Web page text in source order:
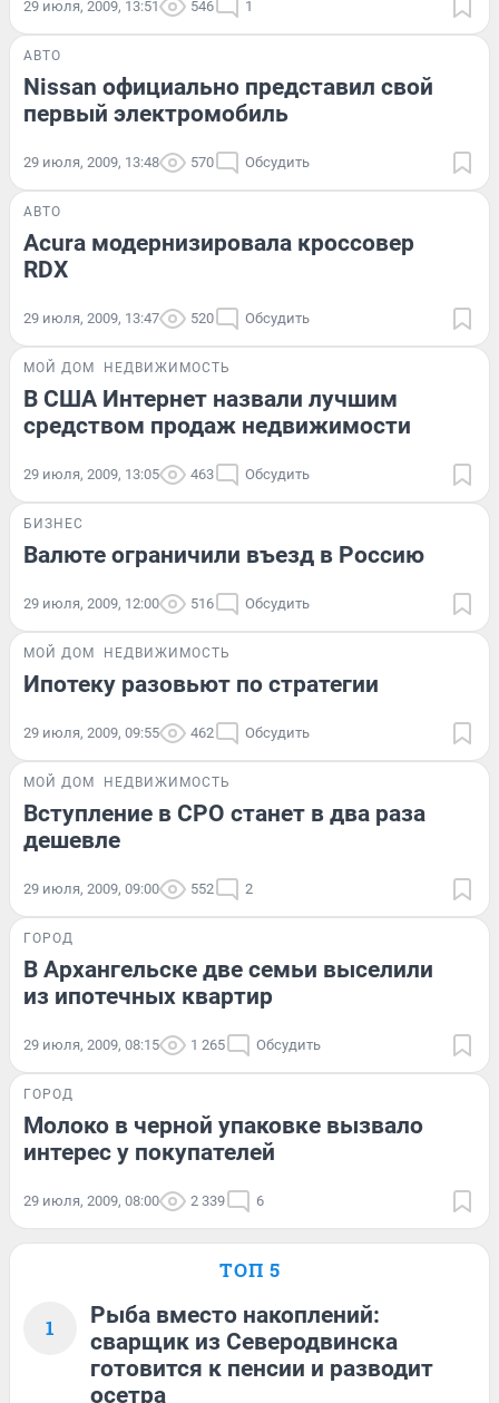
29 июля, 2009, 13:51 546 1
АВТО
Nissan официально представил свой
первый электромобиль
29 июля, 2009, 13:48 570 Обсудить
АВТО
Acura модернизировала кроссовер
RDX
29 июля, 2009, 13:47 520 Обсудить
МОЙ ДОМ НЕДВИЖИМОСТЬ
В США Интернет назвали лучшим
средством продаж недвижимости
29 июля, 2009, 13:05 463 Обсудить
БИЗНЕС
Валюте ограничили въезд в Россию
29 июля, 2009, 12:00 516 Обсудить
МОЙ ДОМ НЕДВИЖИМОСТЬ
Ипотеку разовьют по стратегии
29 июля, 2009, 09:55 462 Обсудить
МОЙ ДОМ НЕДВИЖИМОСТЬ
Вступление в СРО станет в два раза
дешевле
29 июля, 2009, 09:00 552 2
ГОРОД
В Архангельске две семьи выселили
из ипотечных квартир
29 июля, 2009, 08:15 1 265 Обсудить
ГОРОД
Молоко в черной упаковке вызвало
интерес у покупателей
29 июля, 2009, 08:00 2 339 6
ТОП 5
1
Рыба вместо накоплений:
сварщик из Северодвинска
готовится к пенсии и разводит
осетра